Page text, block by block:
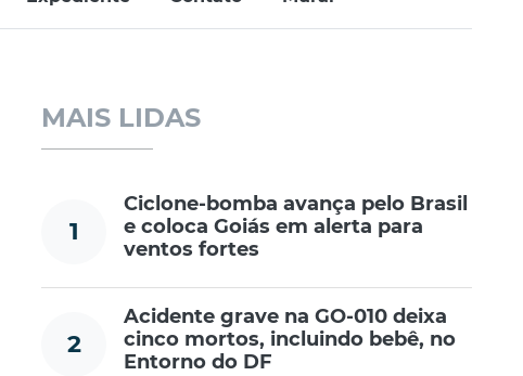
MAIS LIDAS
1
Ciclone-bomba avança pelo Brasil
e coloca Goiás em alerta para
ventos fortes
2
Acidente grave na GO-010 deixa
cinco mortos, incluindo bebê, no
Entorno do DF